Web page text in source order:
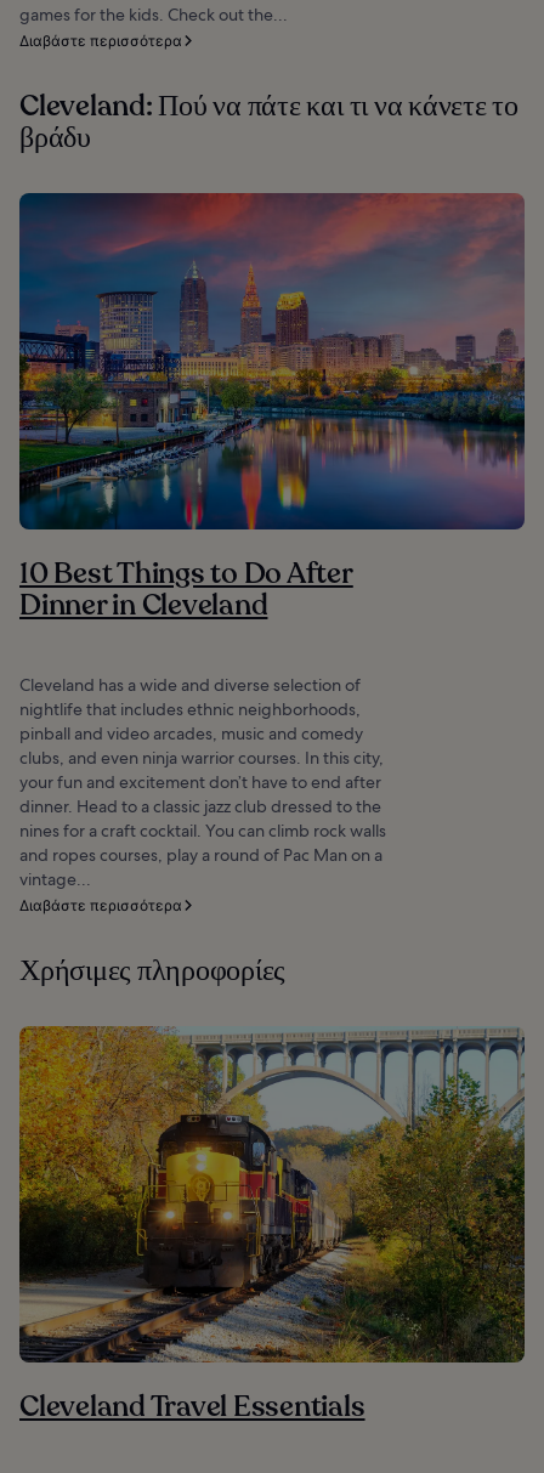
games for the kids. Check out the...
Διαβάστε περισσότερα
Cleveland: Πού να πάτε και τι να κάνετε το
βράδυ
10 Best Things to Do After
Dinner in Cleveland
Cleveland has a wide and diverse selection of
nightlife that includes ethnic neighborhoods,
pinball and video arcades, music and comedy
clubs, and even ninja warrior courses. In this city,
your fun and excitement don’t have to end after
dinner. Head to a classic jazz club dressed to the
nines for a craft cocktail. You can climb rock walls
and ropes courses, play a round of Pac Man on a
vintage...
Διαβάστε περισσότερα
Χρήσιμες πληροφορίες
Cleveland Travel Essentials